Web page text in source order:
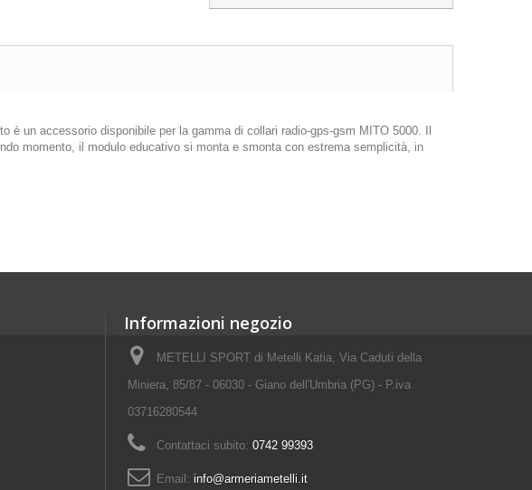
un accessorio disponibile per la gamma di collari radio-gps-gsm MITO 5000. Il
momento, il modulo educativo si monta e smonta con estrema semplicità, in
Informazioni negozio
METELLI SPORT di Metelli Katia, Via Caduti della
Miniera, 85/87 - 06030 - Giano dell'Umbria (PG) - P.iva
03716280544
Contattaci subito: 0742 99393
Email: info@armeriametelli.it